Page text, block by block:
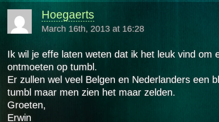
Hoegaerts
March 16th, 2013 at 16:28
Ik wil je effe laten weten dat ik het leuk vind om
ontmoeten op tumbl.
Er zullen wel veel Belgen en Nederlanders een
tumbl maar men zien het maar zelden.
Groeten,
Erwin